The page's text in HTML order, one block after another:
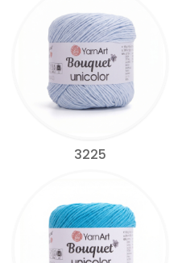
3225